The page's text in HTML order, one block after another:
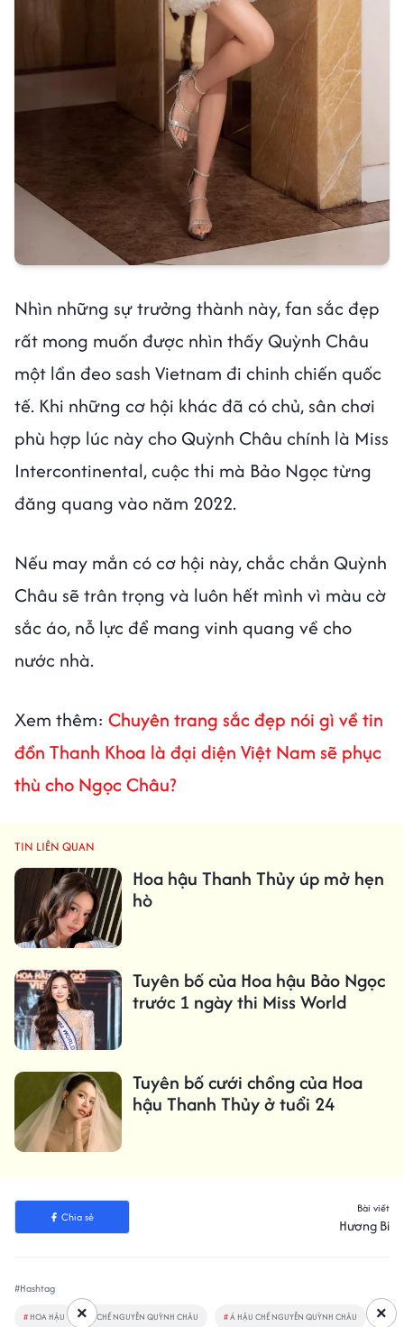
Nhìn những sự trưởng thành này, fan sắc đẹp
rất mong muốn được nhìn thấy Quỳnh Châu
một lần đeo sash Vietnam đi chinh chiến quốc
tế. Khi những cơ hội khác đã có chủ, sân chơi
phù hợp lúc này cho Quỳnh Châu chính là Miss
Intercontinental, cuộc thi mà Bảo Ngọc từng
đăng quang vào năm 2022.
Nếu may mắn có cơ hội này, chắc chắn Quỳnh
Châu sẽ trân trọng và luôn hết mình vì màu cờ
sắc áo, nỗ lực để mang vinh quang về cho
nước nhà.
Xem thêm: Chuyên trang sắc đẹp nói gì về tin
đồn Thanh Khoa là đại diện Việt Nam sẽ phục
thù cho Ngọc Châu?
TIN LIÊN QUAN
Hoa hậu Thanh Thủy úp mở hẹn
hò
Tuyên bố của Hoa hậu Bảo Ngọc
trước 1 ngày thi Miss World
Tuyên bố cưới chồng của Hoa
hậu Thanh Thủy ở tuổi 24
Chia sẻ
Bài viết
Hương Bi
#Hashtag
# HOA HẬU CHẾ NGUYỄN QUỲNH CHÂU #Á HẬU CHẾ NGUYỄN QUỲNH CHÂU ×
×